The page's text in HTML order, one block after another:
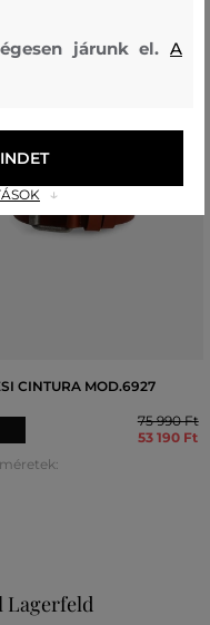
CINTURA MOD.6927
75 990 Ft
53 190 Ft
Lagerfeld
járunk el.A